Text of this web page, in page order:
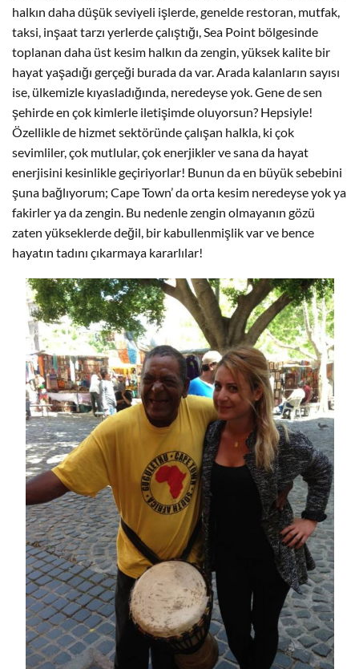
halkın daha düşük seviyeli işlerde, genelde restoran, mutfak,
taksi, inşaat tarzı yerlerde çalıştığı, Sea Point bölgesinde
toplanan daha üst kesim halkın da zengin, yüksek kalite bir
hayat yaşadığı gerçeği burada da var. Arada kalanların sayısı
ise, ülkemizle kıyasladığında, neredeyse yok. Gene de sen
şehirde en çok kimlerle iletişimde oluyorsun? Hepsiyle!
Özellikle de hizmet sektöründe çalışan halkla, ki çok
sevimliler, çok mutlular, çok enerjikler ve sana da hayat
enerjisini kesinlikle geçiriyorlar! Bunun da en büyük sebebini
şuna bağlıyorum; Cape Town’ da orta kesim neredeyse yok ya
fakirler ya da zengin. Bu nedenle zengin olmayanın gözü
zaten yükseklerde değil, bir kabullenmişlik var ve bence
hayatın tadını çıkarmaya kararlılar!